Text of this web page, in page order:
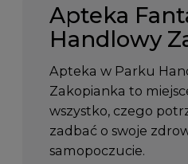
Apteka
Handlowy
Apteka w Parku
Zakopianka to
wszystko, czego
zadbać o swoje
samopoczucie.